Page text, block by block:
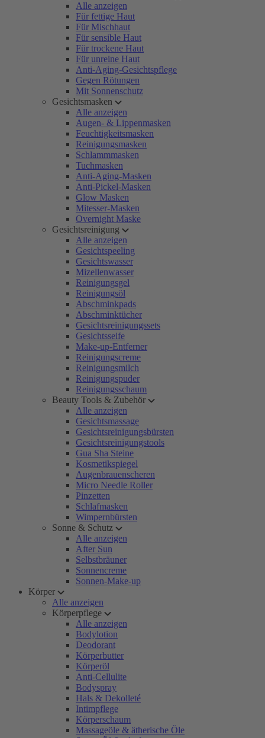
Alle anzeigen
Für fettige Haut
Für Mischhaut
Für sensible Haut
Für trockene Haut
Für unreine Haut
Anti-Aging-Gesichtspflege
Gegen Rötungen
Mit Sonnenschutz
Gesichtsmasken
Alle anzeigen
Augen- & Lippenmasken
Feuchtigkeitsmasken
Reinigungsmasken
Schlammmasken
Tuchmasken
Anti-Aging-Masken
Anti-Pickel-Masken
Glow Masken
Mitesser-Masken
Overnight Maske
Gesichtsreinigung
Alle anzeigen
Gesichtspeeling
Gesichtswasser
Mizellenwasser
Reinigungsgel
Reinigungsöl
Abschminkpads
Abschminktücher
Gesichtsreinigungssets
Gesichtsseife
Make-up-Entferner
Reinigungscreme
Reinigungsmilch
Reinigungspuder
Reinigungsschaum
Beauty Tools & Zubehör
Alle anzeigen
Gesichtsmassage
Gesichtsreinigungsbürsten
Gesichtsreinigungstools
Gua Sha Steine
Kosmetikspiegel
Augenbrauenscheren
Micro Needle Roller
Pinzetten
Schlafmasken
Wimpernbürsten
Sonne & Schutz
Alle anzeigen
After Sun
Selbstbräuner
Sonnencreme
Sonnen-Make-up
Körper
Alle anzeigen
Körperpflege
Alle anzeigen
Bodylotion
Deodorant
Körperbutter
Körperöl
Anti-Cellulite
Bodyspray
Hals & Dekolleté
Intimpflege
Körperschaum
Massageöle & ätherische Öle